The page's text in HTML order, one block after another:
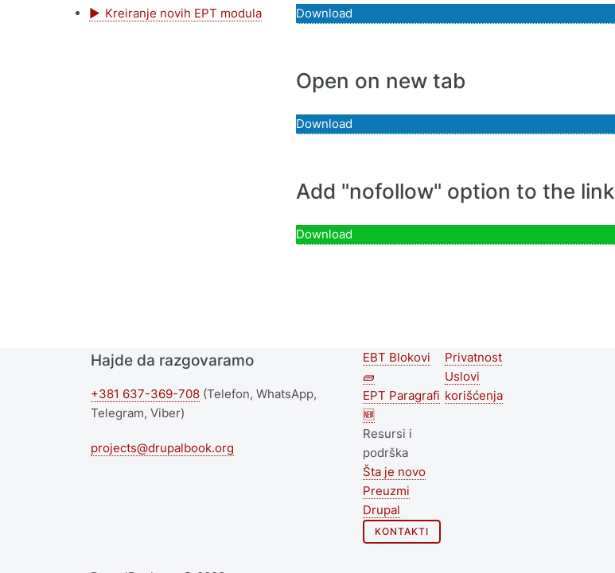
Kreiranje novih EPT modula
Download
Open on new tab
Download
Add "nofollow" option to the link
Download
Hajde da razgovaramo
+381 637-369-708 (Telefon, WhatsApp,
Telegram, Viber)
projects@drupalbook.org
Second
footer
menu
EBT Blokovi
🧱
EPT Paragrafi
🆕
Resursi i
podrška
Šta je novo
Preuzmi
Drupal
KONTAKTI
Footer menu
Privatnost
Uslovi
korišćenja